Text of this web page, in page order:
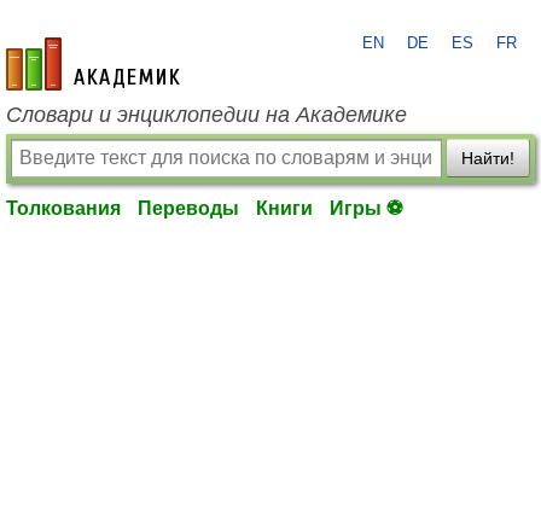
academic.ru
EN DE ES FR
Словари и энциклопедии на Академике
Найти!
Толкования Переводы Книги Игры ⚽